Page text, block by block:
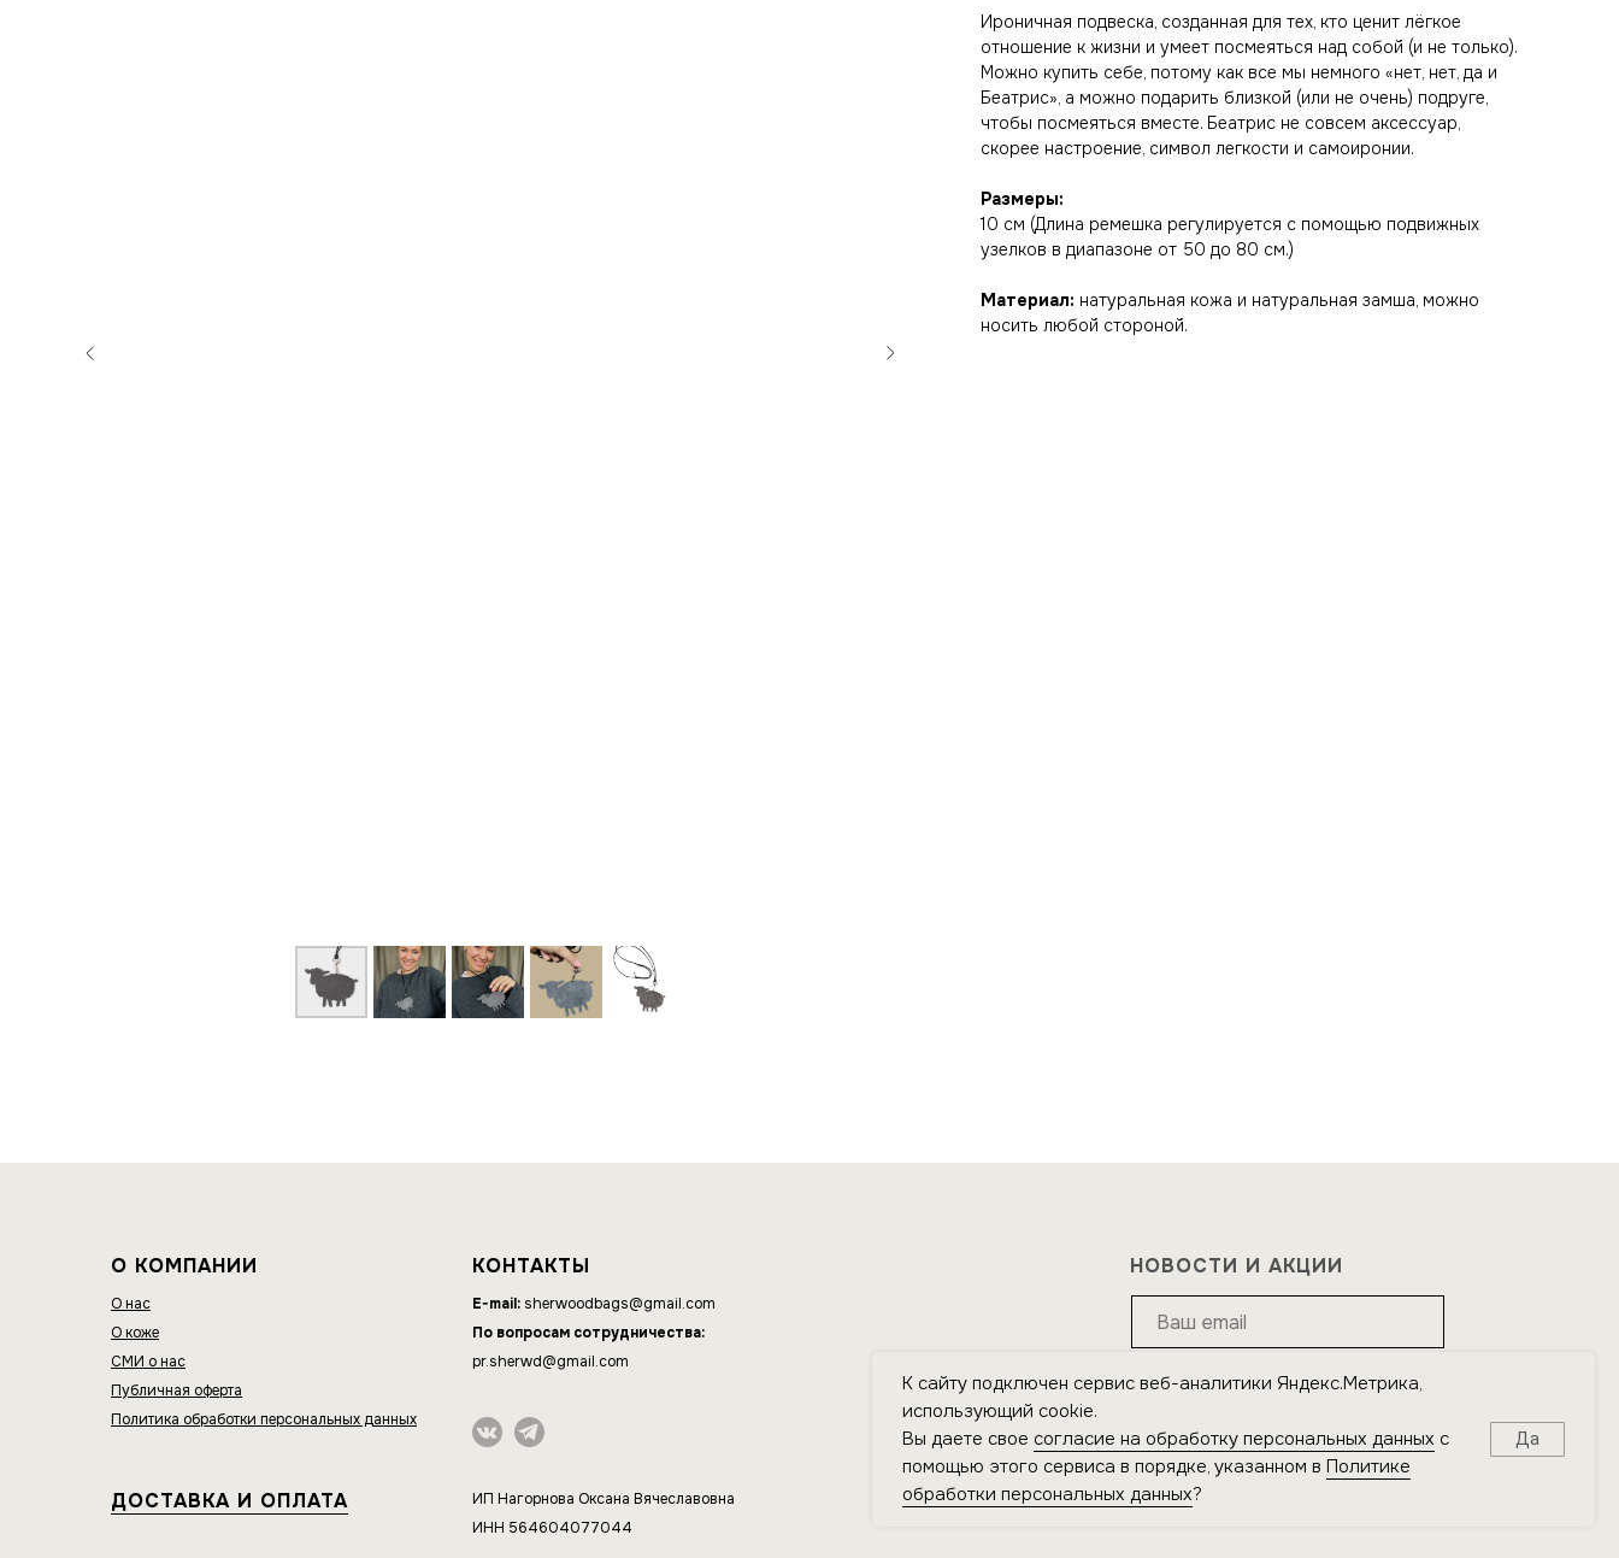
Ироничная подвеска, созданная для тех, кто ценит лёгкое
отношение к жизни и умеет посмеяться над собой (и не только).
Можно купить себе, потому как все мы немного «нет, нет, да и
Беатрис», а можно подарить близкой (или не очень) подруге,
чтобы посмеяться вместе. Беатрис не совсем аксессуар,
скорее настроение, символ легкости и самоиронии.
Размеры:
10 см (Длина ремешка регулируется с помощью подвижных
узелков в диапазоне от 50 до 80 см.)
Материал: натуральная кожа и натуральная замша, можно
носить любой стороной.
ДОСТАВКА И ОПЛАТА
КОНТАКТЫ
E-mail: sherwoodbags@gmail.com
По вопросам сотрудничества:
pr.sherwd@gmail.com
Подписаться
Я подтверждаю ознакомление сПолитикой
обработки персональных данных и даю согласие на
обработку персональных данных
условиях, указанных в Политике
НОВОСТИ И АКЦИИ
О КОМПАНИИ
О нас
О коже
СМИ о нас
Публичная оферта
Политика обработки персональных данных
ИП Нагорнова Оксана Вячеславовна
ИНН 564604077044
К сайту подключен сервис веб-аналитики Яндекс.Метрика,
использующий cookie.
Вы даете свое согласие на обработку персональных данных с
помощью этого сервиса в порядке, указанном в Политике
обработки персональных данных?
Да